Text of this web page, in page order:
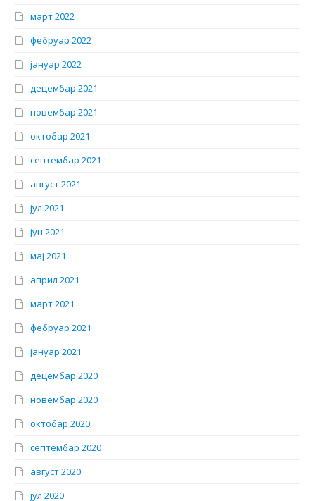
март 2022
фебруар 2022
јануар 2022
децембар 2021
новембар 2021
октобар 2021
септембар 2021
август 2021
јул 2021
јун 2021
мај 2021
април 2021
март 2021
фебруар 2021
јануар 2021
децембар 2020
новембар 2020
октобар 2020
септембар 2020
август 2020
јул 2020